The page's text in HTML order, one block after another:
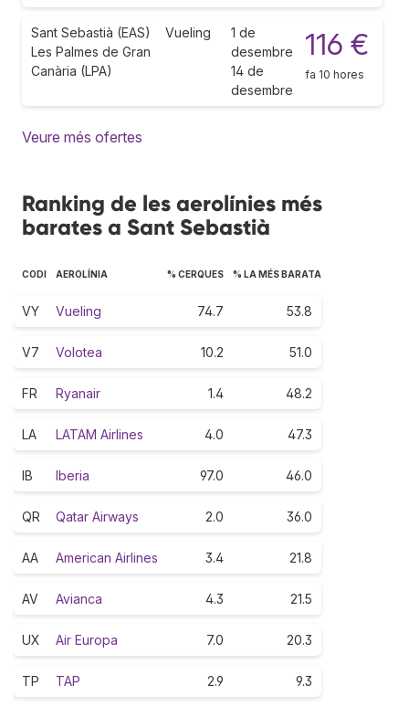
Sant Sebastià (EAS)
Les Palmes de Gran
Canària (LPA)
Vueling
1 de
desembre
14 de
desembre
116 €
fa 10 hores
Veure més ofertes
Ranking de les aerolínies més
barates a Sant Sebastià
CODI AEROLÍNIA % CERQUES % LA MÉS BARATA
VY Vueling 74.7 53.8
V7 Volotea 10.2 51.0
FR Ryanair 1.4 48.2
LA LATAM Airlines 4.0 47.3
IB Iberia 97.0 46.0
QR Qatar Airways 2.0 36.0
AA American Airlines 3.4 21.8
AV Avianca 4.3 21.5
UX Air Europa 7.0 20.3
TP TAP 2.9 9.3